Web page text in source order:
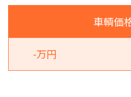
車輌価
-万円